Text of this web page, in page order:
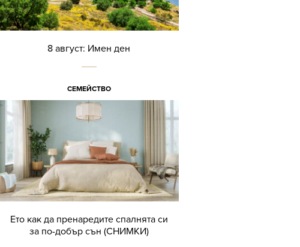
8 август: Имен ден
СЕМЕЙСТВО
Ето как да пренаредите спалнята си
за по-добър сън (СНИМКИ)